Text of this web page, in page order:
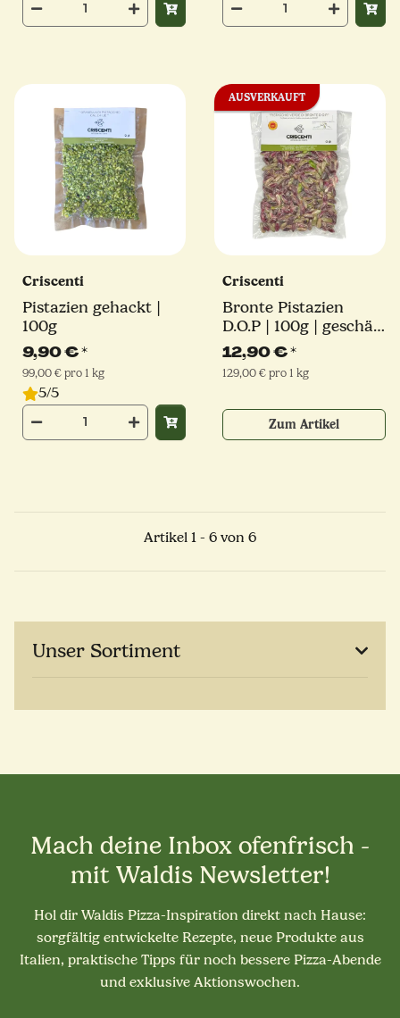
Criscenti
Pistazien gehackt |
100g
9,90 €*
99,00 € pro 1 kg
5/5
AUSVERKAUFT
Criscenti
Bronte Pistazien
D.O.P | 100g | geschält
& naturbelassen
12,90 €*
129,00 € pro 1 kg
Zum Artikel
Artikel 1 - 6 von 6
Unser Sortiment
Mach deine Inbox ofenfrisch -
mit Waldis Newsletter!
Hol dir Waldis Pizza-Inspiration direkt nach Hause:
sorgfältig entwickelte Rezepte, neue Produkte aus
Italien, praktische Tipps für noch bessere Pizza-Abende
und exklusive Aktionswochen.